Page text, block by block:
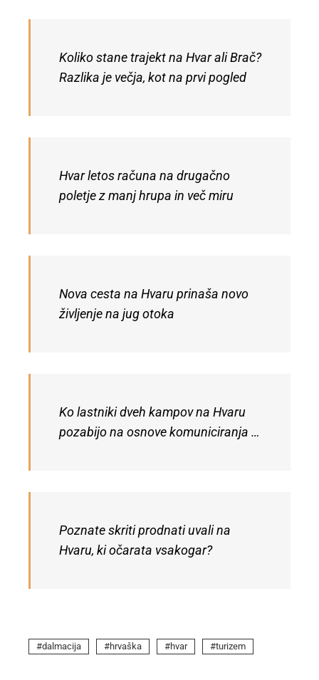
Koliko stane trajekt na Hvar ali Brač?
Razlika je večja, kot na prvi pogled
Hvar letos računa na drugačno
poletje z manj hrupa in več miru
Nova cesta na Hvaru prinaša novo
življenje na jug otoka
Ko lastniki dveh kampov na Hvaru
pozabijo na osnove komuniciranja …
Poznate skriti prodnati uvali na
Hvaru, ki očarata vsakogar?
dalmacija hrvaška hvar turizem